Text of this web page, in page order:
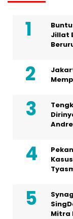
Jillat
Mitra